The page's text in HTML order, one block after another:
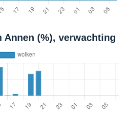
Annen (%), verwachting